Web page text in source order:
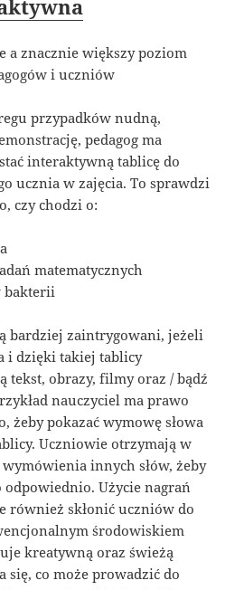
a znacznie większy poziom
i uczniów
przypadków nudną,
pedagog ma
interaktywną tablicę do
ucznia w zajęcia. To sprawdzi
czy chodzi o:
matematycznych
bakterii
bardziej zaintrygowani, jeżeli
i dzięki takiej tablicy
tekst, obrazy, filmy oraz / bądź
nauczyciel ma prawo
żeby pokazać wymowę słowa
Uczniowie otrzymają w
wymówienia innych słów, żeby
Użycie nagrań
również skłonić uczniów do
środowiskiem
kreatywną oraz świeżą
się, co może prowadzić do